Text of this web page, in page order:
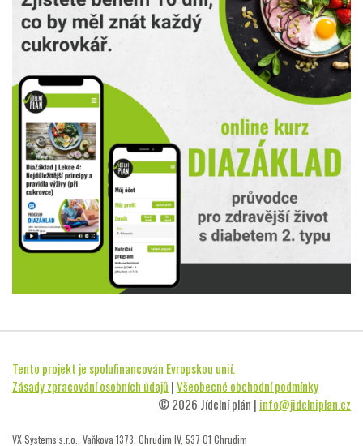
Tento projekt je spolufinancován Evropskou unií.
Zásady zpracování osobních údajů |Všeobecné obchodní podmínky
© 2026 Jídelní plán | info@jidelniplan.cz
VX Systems s.r.o., Vaňkova 1373, Chrudim IV, 537 01 Chrudim